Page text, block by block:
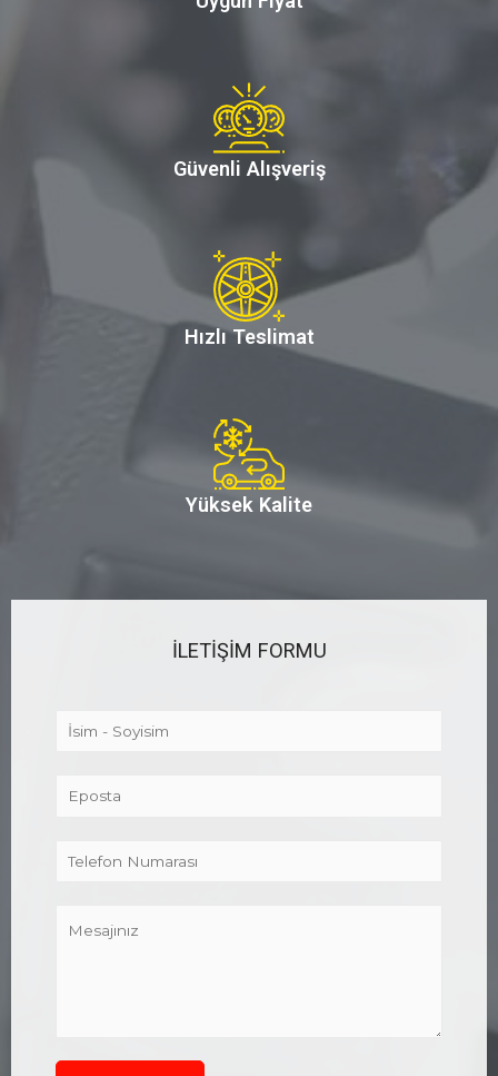
Güvenli Alışveriş
Hızlı Teslimat
Yüksek Kalite
ILETİŞİM FORMU